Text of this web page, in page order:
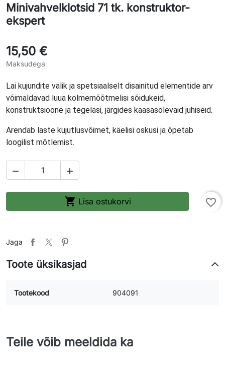
Minivahvelklotsid 71 tk. konstruktor-
ekspert
15,50 €
Maksudega
Lai kujundite valik ja spetsiaalselt disainitud elementide arv
võimaldavad luua kolmemõõtmelisi sõidukeid,
konstruktsioone ja tegelasi, järgides kaasasolevaid juhiseid.
Arendab laste kujutlusvõimet, käelisi oskusi ja õpetab
loogilist mõtlemist.
 
 Lisa ostukorvi favorite_border
Jaga
Toote üksikasjad
Tootekood 904091
Teile võib meeldida ka